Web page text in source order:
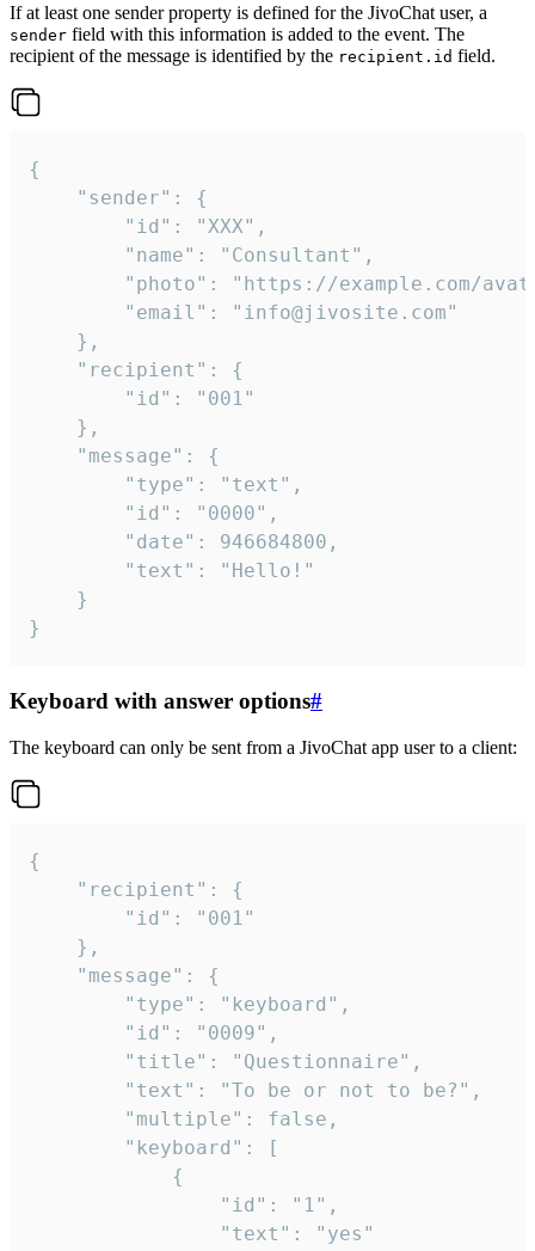
If at least one sender property is defined for the JivoChat user, a
sender field with this information is added to the event. The
recipient of the message is identified by the recipient.id field.
{
}
Keyboard with answer options#
The keyboard can only be sent from a JivoChat app user to a client:
{